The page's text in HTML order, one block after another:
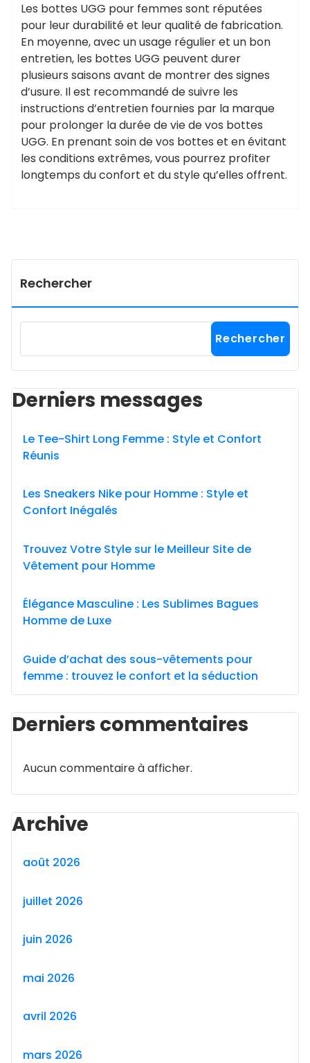
Les bottes UGG pour femmes sont réputées
pour leur durabilité et leur qualité de fabrication.
En moyenne, avec un usage régulier et un bon
entretien, les bottes UGG peuvent durer
plusieurs saisons avant de montrer des signes
d’usure. Il est recommandé de suivre les
instructions d’entretien fournies par la marque
pour prolonger la durée de vie de vos bottes
UGG. En prenant soin de vos bottes et en évitant
les conditions extrêmes, vous pourrez profiter
longtemps du confort et du style qu’elles offrent.
Rechercher
Rechercher
Derniers messages
Le Tee-Shirt Long Femme : Style et Confort
Réunis
Les Sneakers Nike pour Homme : Style et
Confort Inégalés
Trouvez Votre Style sur le Meilleur Site de
Vêtement pour Homme
Élégance Masculine : Les Sublimes Bagues
Homme de Luxe
Guide d’achat des sous-vêtements pour
femme : trouvez le confort et la séduction
Derniers commentaires
Aucun commentaire à afficher.
Archive
août 2026
juillet 2026
juin 2026
mai 2026
avril 2026
mars 2026